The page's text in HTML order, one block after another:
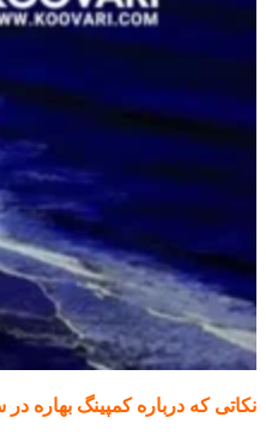
نکاتی که درباره کمپینگ بهاره در